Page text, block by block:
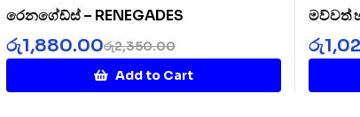
රෙනගේඩ්ස් – RENEGADES
රු2,350.00
රු1,880.00
Add to Cart
මව්වත්
රු